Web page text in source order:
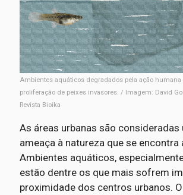
Ambientes aquáticos degradados pela ação humana
proliferação de peixes invasores. / Imagem: David
Revista Bioika
As áreas urbanas são consideradas
ameaça à natureza que se encontra
Ambientes aquáticos,
estão dentre os que mais sofrem
proximidade dos centros urbanos.